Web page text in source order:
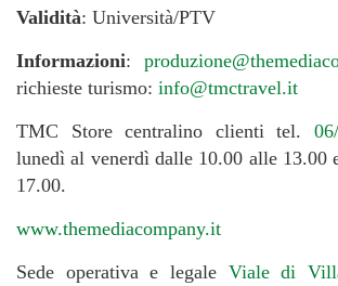
Validità: Università/PTV
Informazioni:
richieste turismo: info@tmctravel.it
TMC Store centralino clienti tel.
lunedì al venerdì dalle 10.00 alle 13.00
17.00.
www.themediacompany.it
Sede operativa e legale Viale di